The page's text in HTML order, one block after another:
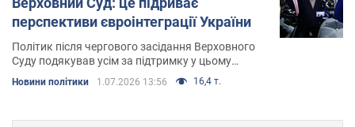
перспективи євроінтеграції України
Політик після чергового засідання Верховного
Суду подякував усім за підтримку у цьому
тривалому процесі
Новини політики 1.07.2026 13:56 16,4 т.